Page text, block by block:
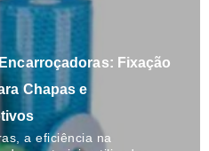
Fixação
Chapas e
a eficiência na